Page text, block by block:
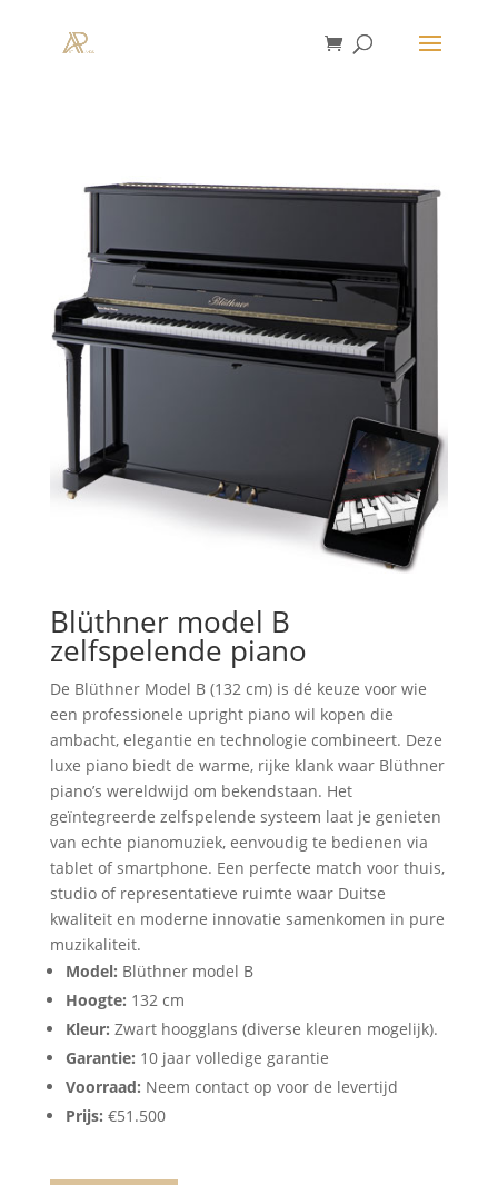
Blüthner model B
zelfspelende piano
De Blüthner Model B (132 cm) is dé keuze voor wie
een professionele upright piano wil kopen die
ambacht, elegantie en technologie combineert. Deze
luxe piano biedt de warme, rijke klank waar Blüthner
piano’s wereldwijd om bekendstaan. Het
geïntegreerde zelfspelende systeem laat je genieten
van echte pianomuziek, eenvoudig te bedienen via
tablet of smartphone. Een perfecte match voor thuis,
studio of representatieve ruimte waar Duitse
kwaliteit en moderne innovatie samenkomen in pure
muzikaliteit.
Model: Blüthner model B
Hoogte: 132 cm
Kleur: Zwart hoogglans (diverse kleuren mogelijk).
Garantie: 10 jaar volledige garantie
Voorraad: Neem contact op voor de levertijd
Prijs: €51.500